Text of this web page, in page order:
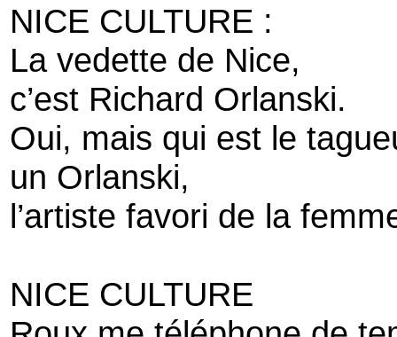
NICE CULTURE :
La vedette de Nice,
c’est Richard Orlanski.
Oui, mais qui est le
un Orlanski,
l’artiste favori de la
NICE CULTURE